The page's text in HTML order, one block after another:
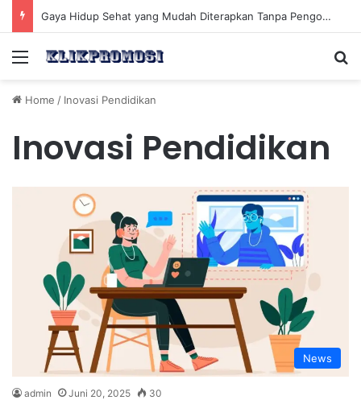
Gaya Hidup Sehat yang Mudah Diterapkan Tanpa Pengorbanan Ekstrem dan Konsisten
Menu
Home / Inovasi Pendidikan
Inovasi Pendidikan
News
admin Juni 20, 2025 30